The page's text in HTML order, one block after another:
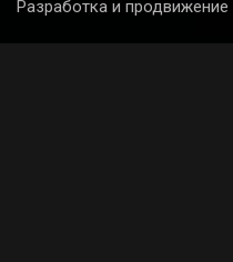
Разработка и продвижение